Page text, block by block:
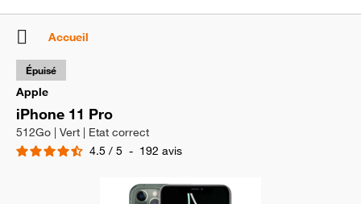
Accueil
Apple
iPhone 11 Pro
512Go | Vert | Etat correct
4.5 / 5 - 192 avis
Épuisé